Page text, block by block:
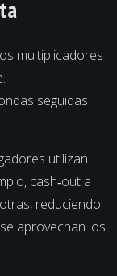
multiplicadores
seguidas
utilizan
cash‑out a
reduciendo
aprovechan los